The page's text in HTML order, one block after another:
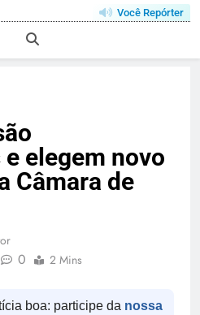
Você Repórter
elegem novo
Câmara de
0 2 Mins
boa: participe da nossa